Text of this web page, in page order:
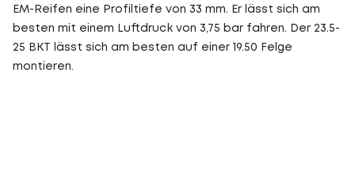
EM-Reifen eine Profiltiefe von 33 mm. Er lässt sich am
besten mit einem Luftdruck von 3,75 bar fahren. Der 23.5-
25 BKT lässt sich am besten auf einer 19.50 Felge
montieren.